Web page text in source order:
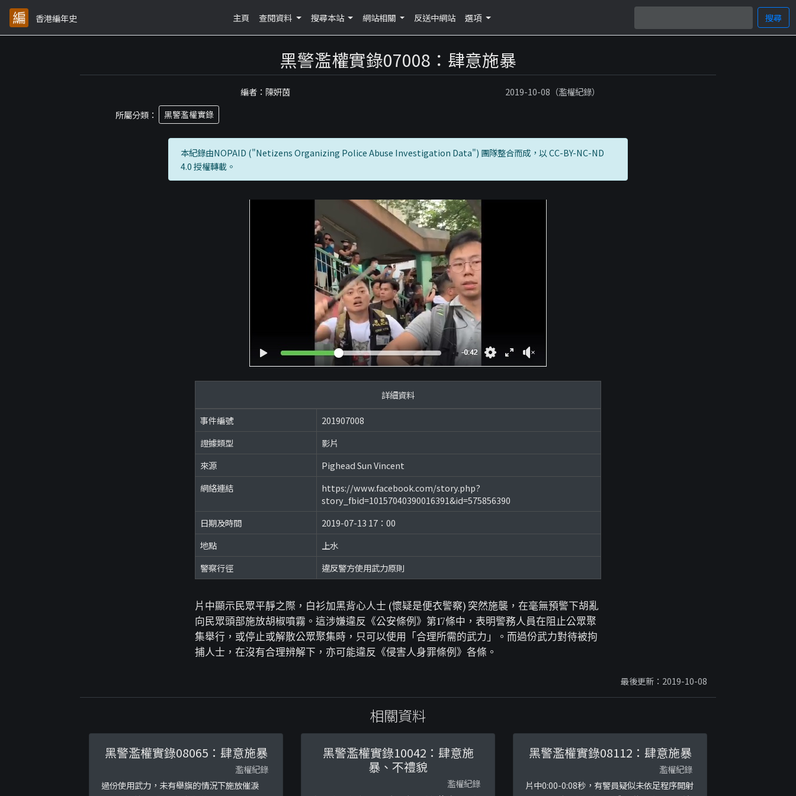
香港編年史 主頁 查閱資料 搜尋本站 網站相關 反送中網站 選項 搜尋
黑警濫權實錄07008：肆意施暴
編者：陳妍茵
2019-10-08（濫權紀錄）
所屬分類：
黑警濫權實錄
本紀錄由NOPAID ("Netizens Organizing Police Abuse Investigation Data") 團隊整合而成，以 CC-BY-NC-ND
4.0 授權轉載。
詳細資料
事件編號
201907008
證據類型
影片
來源
Pighead Sun Vincent
網絡連結
https://www.facebook.com/story.php?
story_fbid=10157040390016391&id=575856390
日期及時間
2019-07-13 17：00
地點
上水
警察行徑
違反警方使用武力原則
片中顯示民眾平靜之際，白衫加黑背心人士 (懷疑是便衣警察) 突然施襲，在毫無預警下胡亂
向民眾頭部施放胡椒噴霧。這涉嫌違反《公安條例》第17條中，表明警務人員在阻止公眾聚
集舉行，或停止或解散公眾聚集時，只可以使用「合理所需的武力」。而過份武力對待被拘
捕人士，在沒有合理辨解下，亦可能違反《侵害人身罪條例》各條。
最後更新：2019-10-08
相關資料
黑警濫權實錄08065：肆意施暴
濫權紀錄
過份使用武力，未有舉旗的情況下施放催淚
黑警濫權實錄10042：肆意施
暴、不禮貌
濫權紀錄
黑警濫權實錄08112：肆意施暴
濫權紀錄
片中0:00-0:08秒，有警員疑似未依足程序開射